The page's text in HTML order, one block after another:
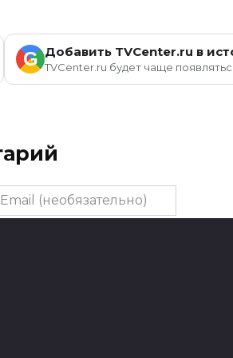
G Добавить TVCenter.ru в
TVCenter.ru будет чаще